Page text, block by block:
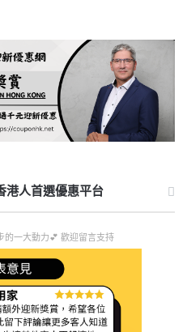
港人首選優惠平台
的一大動力💕 歡迎留言支持